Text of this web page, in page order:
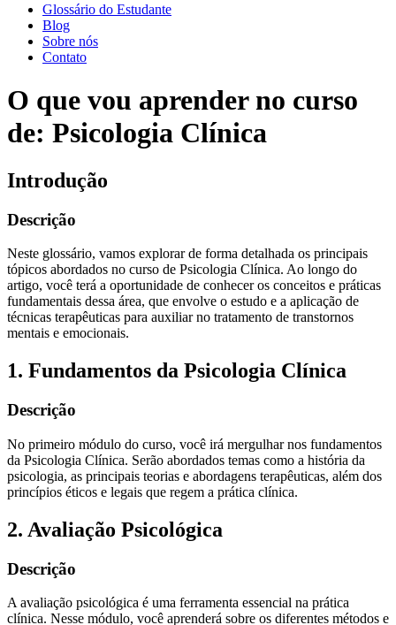
Glossário do Estudante
Blog
Sobre nós
Contato
O que vou aprender no curso
de: Psicologia Clínica
Introdução
Descrição
Neste glossário, vamos explorar de forma detalhada os principais
tópicos abordados no curso de Psicologia Clínica. Ao longo do
artigo, você terá a oportunidade de conhecer os conceitos e práticas
fundamentais dessa área, que envolve o estudo e a aplicação de
técnicas terapêuticas para auxiliar no tratamento de transtornos
mentais e emocionais.
1. Fundamentos da Psicologia Clínica
Descrição
No primeiro módulo do curso, você irá mergulhar nos fundamentos
da Psicologia Clínica. Serão abordados temas como a história da
psicologia, as principais teorias e abordagens terapêuticas, além dos
princípios éticos e legais que regem a prática clínica.
2. Avaliação Psicológica
Descrição
A avaliação psicológica é uma ferramenta essencial na prática
clínica. Nesse módulo, você aprenderá sobre os diferentes métodos e